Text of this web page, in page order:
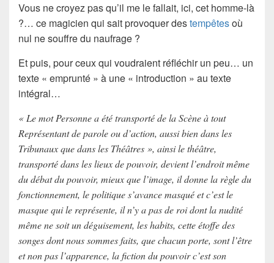
Vous ne croyez pas qu’il me le fallait, ici, cet homme-là
?… ce magicien qui sait provoquer destempêtesoù
nul ne souffre du naufrage ?
Et puis, pour ceux qui voudraient réfléchir un peu… un
texte « emprunté » à une « introduction » au texte
intégral…
« Le mot Personne a été transporté de la Scène à tout
Représentant de parole ou d’action, aussi bien dans les
Tribunaux que dans les Théâtres », ainsi le théâtre,
transporté dans les lieux de pouvoir, devient l’endroit même
du débat du pouvoir, mieux que l’image, il donne la règle du
fonctionnement, le politique s’avance masqué et c’est le
masque qui le représente, il n’y a pas de roi dont la nudité
même ne soit un déguisement, les habits, cette étoffe des
songes dont nous sommes faits, que chacun porte, sont l’être
et non pas l’apparence, la fiction du pouvoir c’est son